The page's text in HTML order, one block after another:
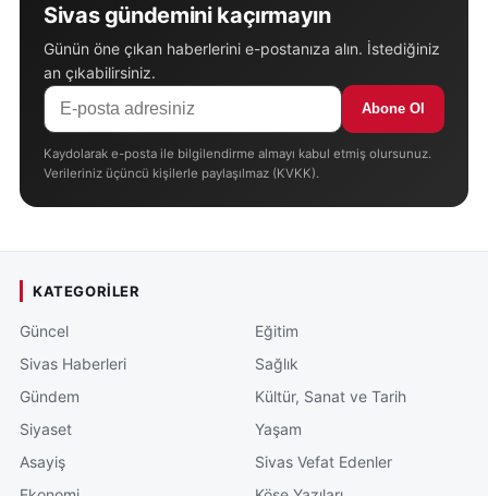
Sivas gündemini kaçırmayın
Günün öne çıkan haberlerini e-postanıza alın. İstediğiniz
an çıkabilirsiniz.
Abone Ol
Kaydolarak e-posta ile bilgilendirme almayı kabul etmiş olursunuz.
Verileriniz üçüncü kişilerle paylaşılmaz (KVKK).
KATEGORILER
Güncel
Sivas Haberleri
Gündem
Siyaset
Asayiş
Eğitim
Sağlık
Kültür, Sanat ve Tarih
Yaşam
Sivas Vefat Edenler